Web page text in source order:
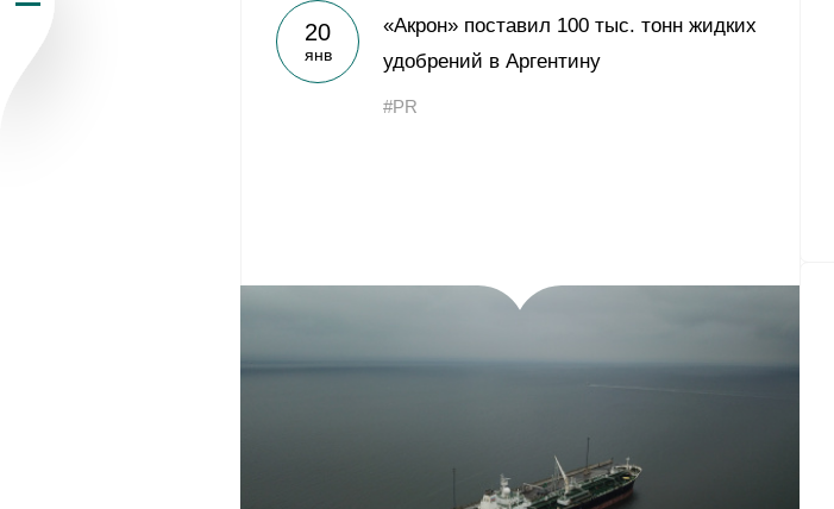
Пресс-центр
Карьера
20
янв
«Акрон» поставил 100 тыс. тонн жидких
удобрений в Аргентину
#PR